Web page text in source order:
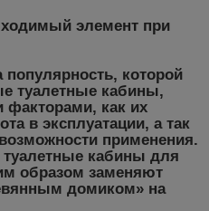
элемент при
которой
туалетные кабины,
факторами, как их
в эксплуатации, а так
применения.
туалетные кабины для
образом заменяют
домиком» на